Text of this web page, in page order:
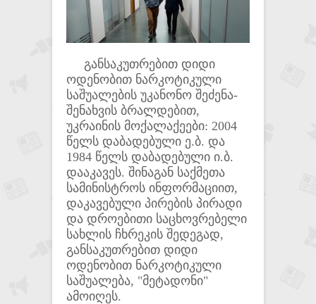
განსაკუთრებით დიდი
ოდენობით ნარკოტიკული
საშუალების უკანონო შეძენა-
შენახვის ბრალდებით,
უკრაინის მოქალაქეები: 2004
წელს დაბადებული ე.ბ. და
1984 წელს დაბადებული ი.ბ.
დააკავეს. შინაგან საქმეთა
სამინისტროს ინფორმაციით,
დაკავებული პირების პირადი
და დროებითი საცხოვრებელი
სახლის ჩხრეკის შედეგად,
განსაკუთრებით დიდი
ოდენობით ნარკოტიკული
საშუალება, "მეტადონი"
ამოიღეს.